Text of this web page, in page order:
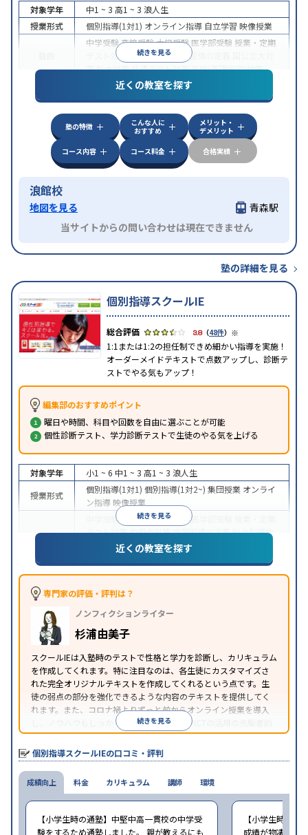
続きを見る
対象学年 中1 ~ 3 高1 ~ 3 浪人生
授業形式
個別指導(1対1) オンライン指導 自立学習 映像授業
中学受験高校受験大学受験 医学部受験 授業・定期
テスト対策
内申点対策 学習習慣の定着
策私大対策共通テスト対策英検(英語検定)対策
特徴
中高一貫校生に対応授業の振替可能
学習にPC・タブレットを利用オンライン対応1
科目から受講可能自習室あり
近くの教室を探す
塾の特徴
こんな人に
おすすめ
メリット・
デメリット
コース内容
コース料金 合格実績
浪館校
地図を見る
青森駅
当サイトからの問い合わせは現在できません
塾の詳細を見る
個別指導スクールIE
3.8（48件） ※
1:1または1:2の担任制できめ細かい指導を実施！
オーダーメイドテキストで点数アップし、診断テ
ストでやる気もアップ！
編集部のおすすめポイント
曜日や時間、科目や回数を自由に選ぶことが可能
個性診断テスト、学力診断テストで生徒のやる気を上げる
続きを見る
対象学年 小1 ~ 6 中1 ~ 3 高1 ~ 3 浪人生
授業形式
個別指導(1対1) 個別指導(1対2~) 集団授業 オンライ
ン指導 映像授業
中学受験 高校受験大学受験 医学部受験
テスト対策内申点対策学習習慣の定着総合型選抜
(旧AO)対策 推薦入試対策学校別特化対策
中高一貫校生に対応
可能季節講習のみの受講可
※2023年3月調査。小学校高学年の個別指導塾アンケート調査方法
近くの教室を探す
専門家の評価・評判は？
ノンフィクションライター
杉浦由美子
スクールIEは入塾時のテストで性格と学力を診断し、カリキュラム
を作成してくれます。特に注目なのは、各生徒にカスタマイズさ
れた完全オリジナルテキストを作成してくれるという点です。生
徒の弱点の部分を強化できるような内容のテキストを提供してく
れます。また、コロナ禍よりずっと前からオンライン授業を導入
し、ノウハウもしっかりとしています。AIやICTの活用の先駆者的
な個別指導塾です。
続きを見る
個別指導スクールIEの口コミ・評判
成績向上
【小学生時の通塾】中堅中高一貫校の中学受
験をするため通塾しました。 親が教えるにも
【小学生時の通
成績が物凄く悪
料金 カリキュラム 講師 環境